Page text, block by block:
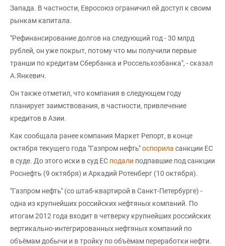
Запада. В частности, Евросоюз ограничил ей доступ к своим
рынкам капитала.
"Рефинансирование долгов на следующий год - 30 млрд
рублей, он уже покрыт, потому что мы получили первые
транши по кредитам Сбербанка и Россельхозбанка", - сказал
А.Янкевич.
Он также отметил, что компания в следующем году
планирует заимствования, в частности, привлечение
кредитов в Азии.
Как сообщала ранее компания Маркет Репорт, в конце
октября текущего года "Газпром нефть"оспорила санкции ЕС
в суде. До этого иски в суд ЕС подали подпавшие под санкции
Роснефть (9 октября) и Аркадий Ротенберг (10 октября).
"Газпром нефть" (со штаб-квартирой в Санкт-Петербурге) -
одна из крупнейших российских нефтяных компаний. По
итогам 2012 года входит в четверку крупнейших российских
вертикально-интегрированных нефтяных компаний по
объёмам добычи и в тройку по объёмам переработки нефти.